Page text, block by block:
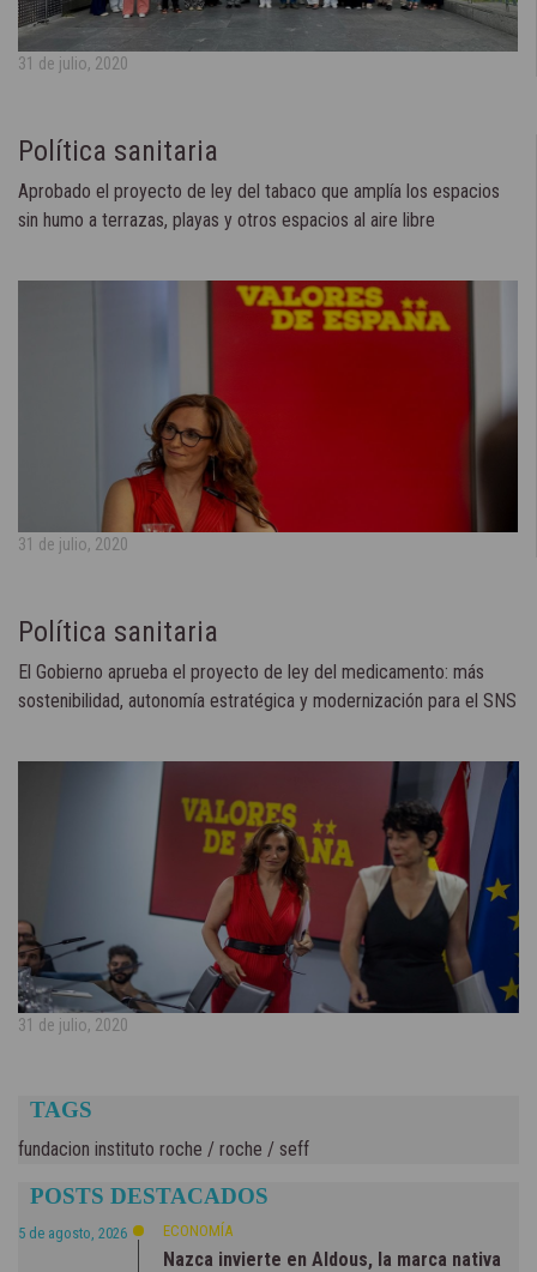
31 de julio, 2020
Política sanitaria
Aprobado el proyecto de ley del tabaco que amplía los espacios
sin humo a terrazas, playas y otros espacios al aire libre
31 de julio, 2020
Política sanitaria
El Gobierno aprueba el proyecto de ley del medicamento: más
sostenibilidad, autonomía estratégica y modernización para el SNS
31 de julio, 2020
TAGS
fundacion instituto roche / roche / seff
POSTS DESTACADOS
5 de agosto, 2026 ECONOMÍA
Nazca invierte en Aldous, la marca nativa